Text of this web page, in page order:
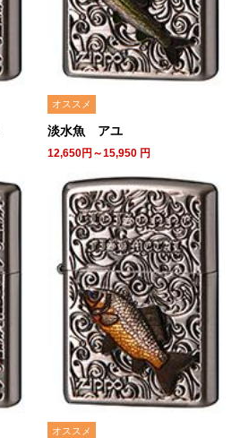
オススメ
淡水魚 アユ
12,650円～15,950 円
オススメ